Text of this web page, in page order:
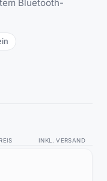
Bluetooth-
INKL. VERSAND